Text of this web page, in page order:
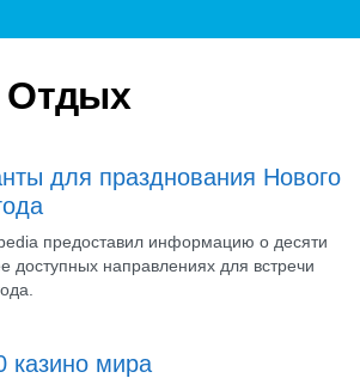
Отдых
для празднования Нового
предоставил информацию о десяти
доступных направлениях для встречи
казино мира